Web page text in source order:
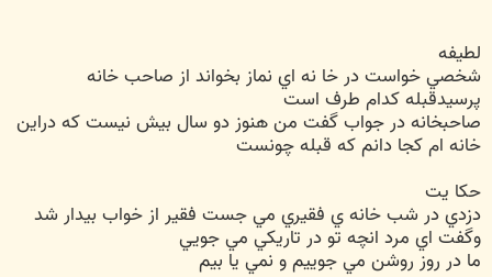
لطيفه
شخصي خواست در خا نه اي نماز بخواند از صاحب خانه
پرسيدقبله كدام طرف است
صاحبخانه در جواب گفت من هنوز دو سال بيش نيست كه دراين
خانه ام كجا دانم كه قبله چونست
حكا يت
دزدي در شب خانه ي فقيري مي جست فقير از خواب بيدار شد
وگفت اي مرد انچه تو در تاريكي مي جويي
ما در روز روشن مي جوييم و نمي يا بيم